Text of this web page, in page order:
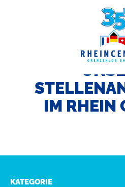
IM RHEIN
KATEGORIE